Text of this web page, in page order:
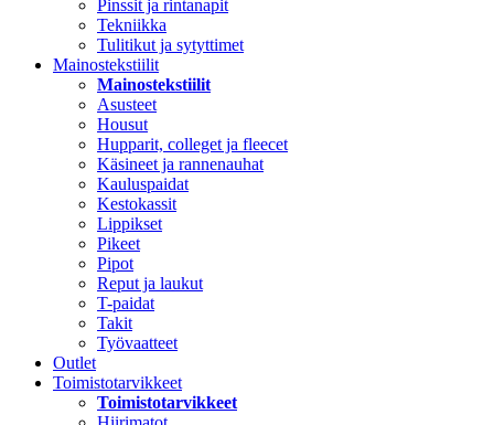
Pinssit ja rintanapit
Tekniikka
Tulitikut ja sytyttimet
Mainostekstiilit
Mainostekstiilit
Asusteet
Housut
Hupparit, colleget ja fleecet
Käsineet ja rannenauhat
Kauluspaidat
Kestokassit
Lippikset
Pikeet
Pipot
Reput ja laukut
T-paidat
Takit
Työvaatteet
Outlet
Toimistotarvikkeet
Toimistotarvikkeet